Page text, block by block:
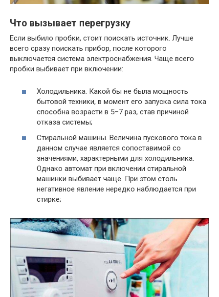
Что вызывает перегрузку
Если выбило пробки, стоит поискать источник. Лучше
всего сразу поискать прибор, после которого
выключается система электроснабжения. Чаще всего
пробки выбивает при включении:
Холодильника. Какой бы не была мощность
бытовой техники, в момент его запуска сила тока
способна возрасти в 5–7 раз, став причиной
отказа системы;
Стиральной машины. Величина пускового тока в
данном случае является сопоставимой со
значениями, характерными для холодильника.
Однако автомат при включении стиральной
машинки выбивает чаще. При этом столь
негативное явление нередко наблюдается при
стирке;